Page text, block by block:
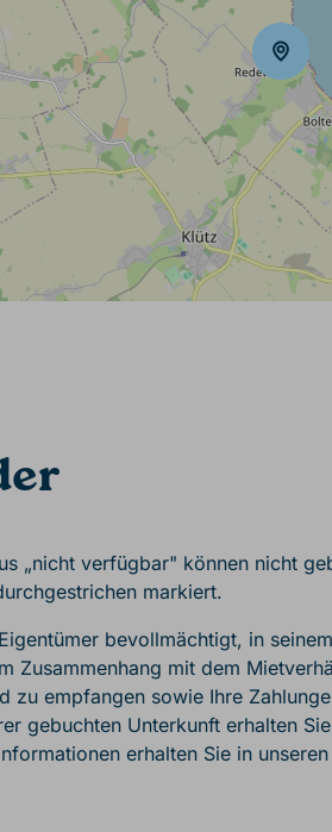
„nicht verfügbar" können nicht
markiert.
bevollmächtigt, in seinem
Zusammenhang mit dem
zu empfangen sowie Ihre
gebuchten Unterkunft erhalten
erhalten Sie in unseren
August to